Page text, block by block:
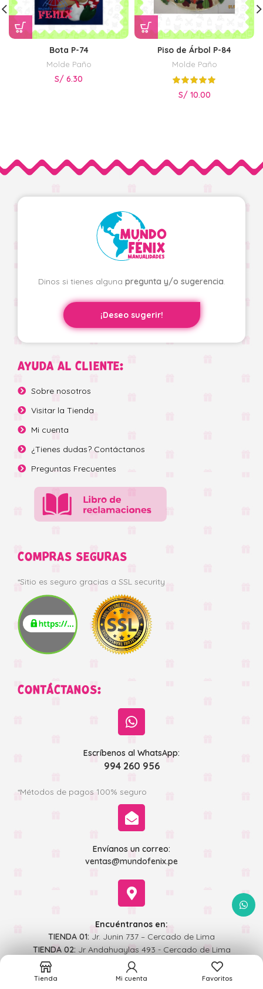
Bota P-74
Molde Paño
S/ 6.30
Piso de Árbol P-84
Molde Paño
S/10.00
Dinos si tienes alguna pregunta y/o sugerencia
¡Deseo sugerir!
AYUDA AL CLIENTE:
Sobre nosotros
Visitar la Tienda
Mi cuenta
¿Tienes dudas? Contáctanos
Preguntas Frecuentes
COMPRAS SEGURAS
*Sitio es seguro gracias a SSL security
CONTÁCTANOS:
Escríbenos al WhatsApp:
994 260 956
*Métodos de pagos 100% seguro
Envíanos un correo:
ventas@mundofenix.pe
Encuéntranos en:
TIENDA 01: Jr. Junin 737 – Cercado de Lima
TIENDA 02: Jr Andahuaylas 493 - Cercado de Lima
Tienda Mi cuenta Favoritos